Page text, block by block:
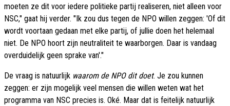
moeten ze dit voor iedere politieke partij realiseren, niet alleen voor
NSC," gaat hij verder. "Ik zou dus tegen de NPO willen zeggen: 'Of dit
wordt voortaan gedaan met elke partij, of jullie doen het helemaal
niet. De NPO hoort zijn neutraliteit te waarborgen. Daar is vandaag
overduidelijk geen sprake van'."
De vraag is natuurlijk waarom de NPO dit doet. Je zou kunnen
zeggen: er zijn mogelijk veel mensen die willen weten wat het
programma van NSC precies is. Oké. Maar dat is feitelijk natuurlijk